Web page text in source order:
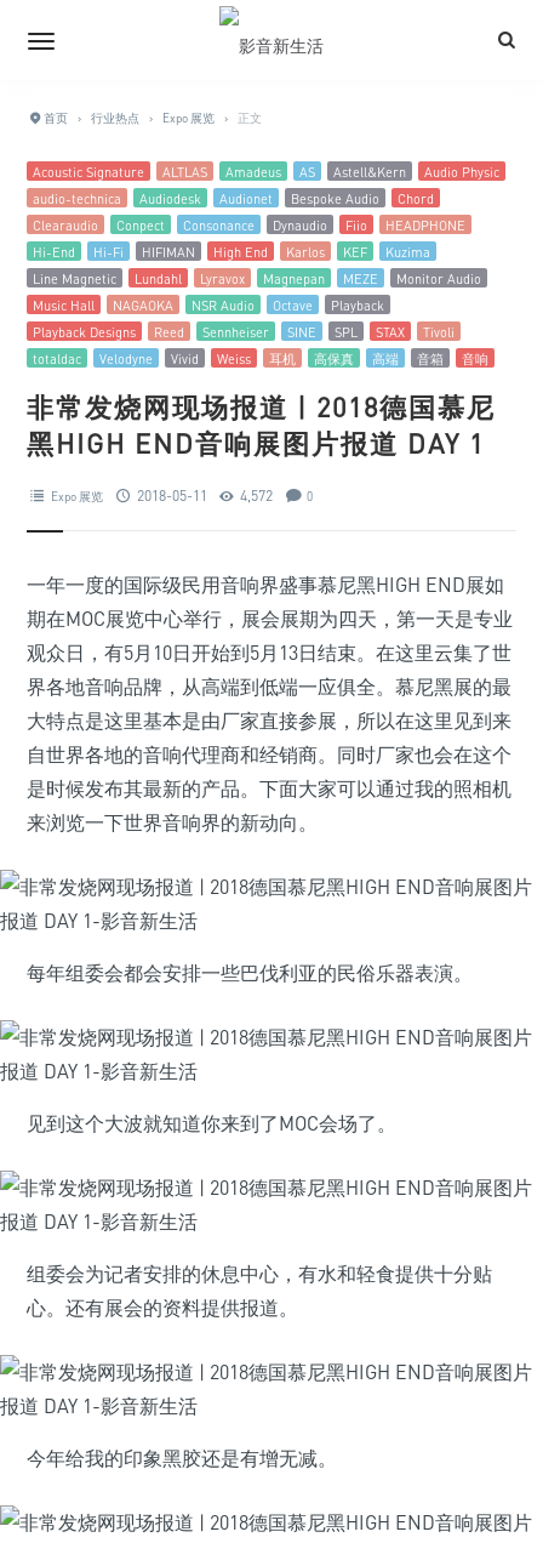
首页 › 行业热点 › Expo 展览 › 正文
Acoustic Signature ALTLAS Amadeus AS Astell&Kern
Audio Physic
audio-technica
Audiodesk Audionet Bespoke Audio
Chord
Clearaudio
Conpect Consonance Dynaudio Fiio
HEADPHONE
Hi-End
Hi-Fi HIFIMAN High End Karlos KEF
Kuzima
Line Magnetic
Lundahl Lyravox Magnepan MEZE
Monitor Audio
Music Hall
NAGAOKA NSR Audio Octave
Playback
Playback Designs
Reed Sennheiser SINE SPL STAX
Tivoli
totaldac
Velodyne Vivid Weiss 耳机 高保真 高端 音箱 音响
非常发烧网现场报道 | 2018德国慕尼
黑HIGH END音响展图片报道 DAY 1
Expo 展览 2018-05-11 4,572 0
一年一度的国际级民用音响界盛事慕尼黑HIGH END展如
期在MOC展览中心举行，展会展期为四天，第一天是专业
观众日，有5月10日开始到5月13日结束。在这里云集了世
界各地音响品牌，从高端到低端一应俱全。慕尼黑展的最
大特点是这里基本是由厂家直接参展，所以在这里见到来
自世界各地的音响代理商和经销商。同时厂家也会在这个
是时候发布其最新的产品。下面大家可以通过我的照相机
来浏览一下世界音响界的新动向。
每年组委会都会安排一些巴伐利亚的民俗乐器表演。
见到这个大波就知道你来到了MOC会场了。
组委会为记者安排的休息中心，有水和轻食提供十分贴
心。还有展会的资料提供报道。
今年给我的印象黑胶还是有增无减。